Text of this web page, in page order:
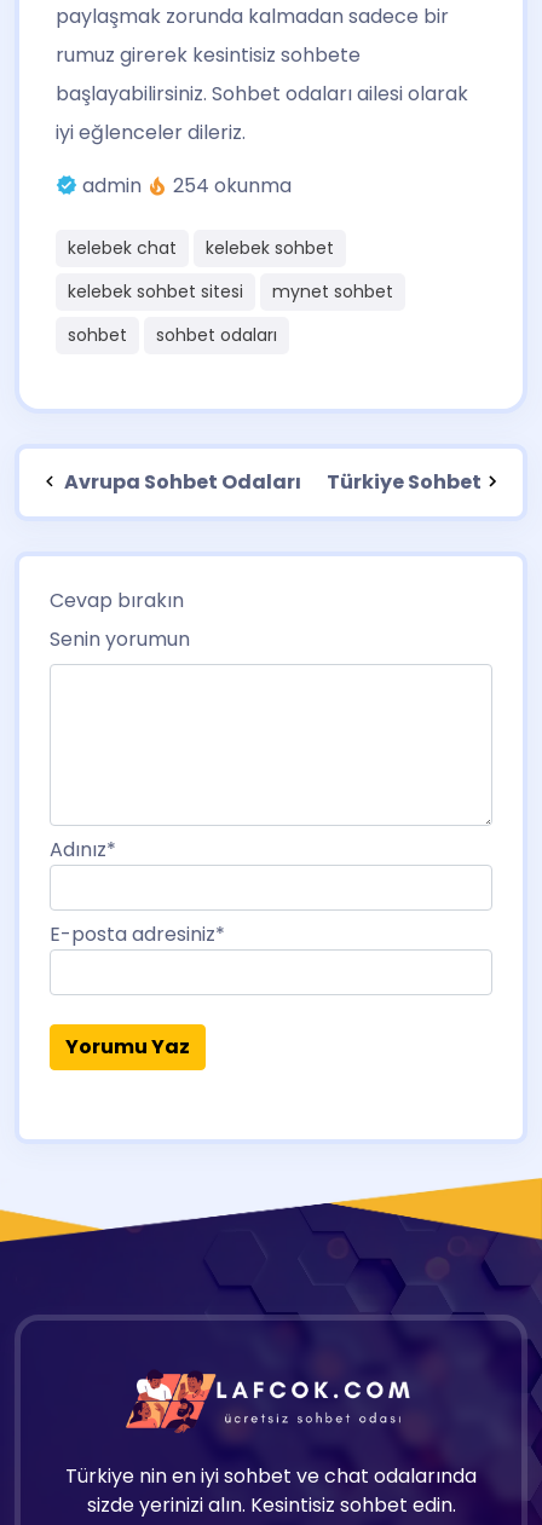
paylaşmak zorunda kalmadan sadece bir
rumuz girerek kesintisiz sohbete
başlayabilirsiniz. Sohbet odaları ailesi olarak
iyi eğlenceler dileriz.
admin
254 okunma
kelebek chat
kelebek sohbet
kelebek sohbet sitesi
mynet sohbet
sohbet
sohbet odaları
Avrupa Sohbet Odaları Türkiye Sohbet
Cevap bırakın
Senin yorumun
Adınız*
E-posta adresiniz*
Türkiye nin en iyi sohbet ve chat odalarında
sizde yerinizi alın. Kesintisiz sohbet edin.